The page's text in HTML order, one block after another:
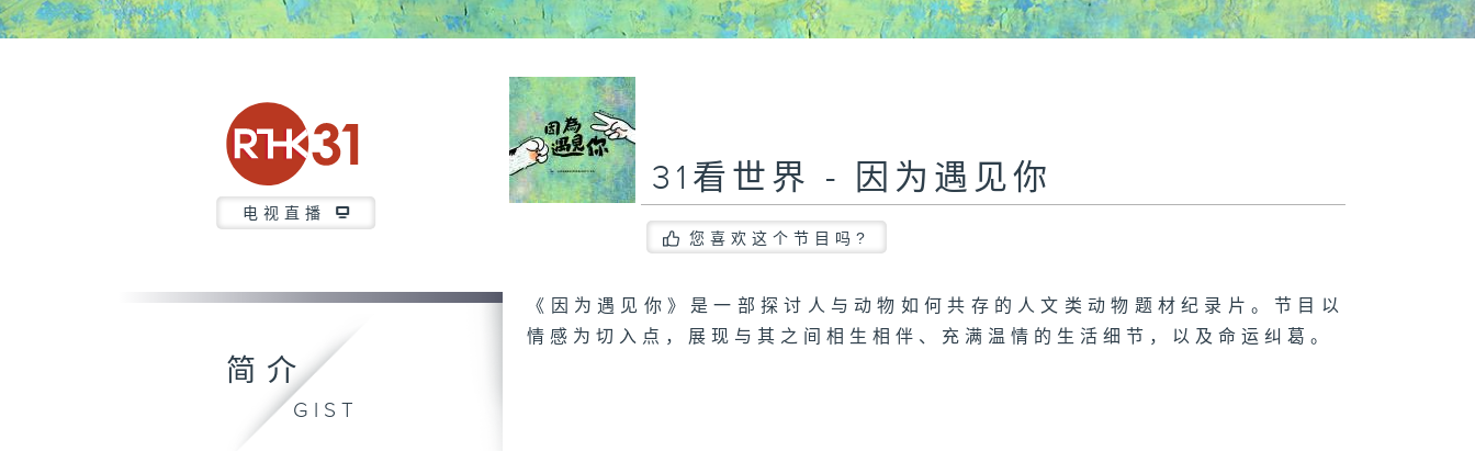
电视直播
31看世界 - 因为遇见你
您喜欢这个节目吗?
简介
GIST
《因为遇见你》是一部探讨人与动物如何共存的人文类动物题材纪录片。节目以
情感为切入点，展现与其之间相生相伴、充满温情的生活细节，以及命运纠葛。